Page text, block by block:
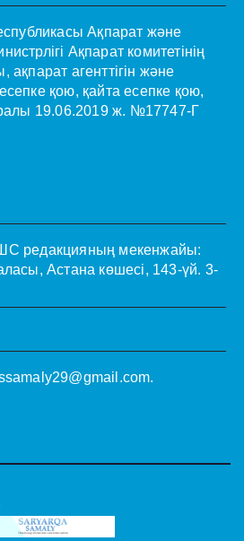
Ақпарат және
Ақпарат комитетінің
агенттігін және
қою, қайта есепке қою,
19.06.2019 ж. №17747-Г
редакцияның мекенжайы:
Астана көшесі, 143-үй. 3-
.